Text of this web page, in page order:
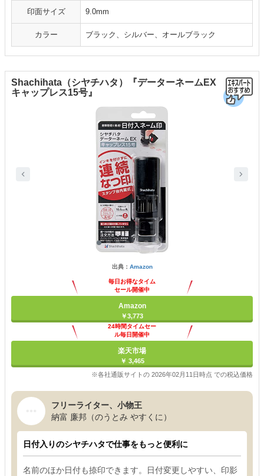
印面サイズ 9.0mm
カラー ブラック、シルバー、オールブラック
Shachihata（シヤチハタ）『データーネームEX
キャップレス15号』
出典： Amazon
毎日お得なタイム
セール開催中
Amazon
￥3,773
24時間タイムセー
ル毎日開催中
楽天市場
￥ 3,465
※各社通販サイトの 2026年02月11日時点 での税込価格
フリーライター、小物王
納富 廉邦（のうとみ やすくに）
日付入りのシヤチハタで仕事をもっと便利に
名前のほか日付も捺印できます。日付変更しやすい、印影